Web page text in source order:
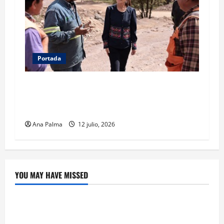
Portada
Ana Palma 12 julio, 2026
YOU MAY HAVE MISSED
Crítica de Cine